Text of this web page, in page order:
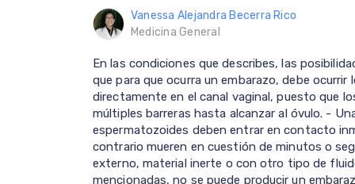
Vanessa Alejandra Becerra Rico
Medicina General
En las condiciones que describes, las
que para que ocurra un embarazo, debe
directamente en el canal vaginal, puesto que
múltiples barreras hasta alcanzar al óvulo. -
espermatozoides deben entrar en contacto
contrario mueren en cuestión de minutos o
externo, material inerte o con otro tipo de
mencionadas, no se puede producir un